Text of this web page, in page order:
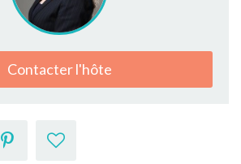
Contacter l'hôte